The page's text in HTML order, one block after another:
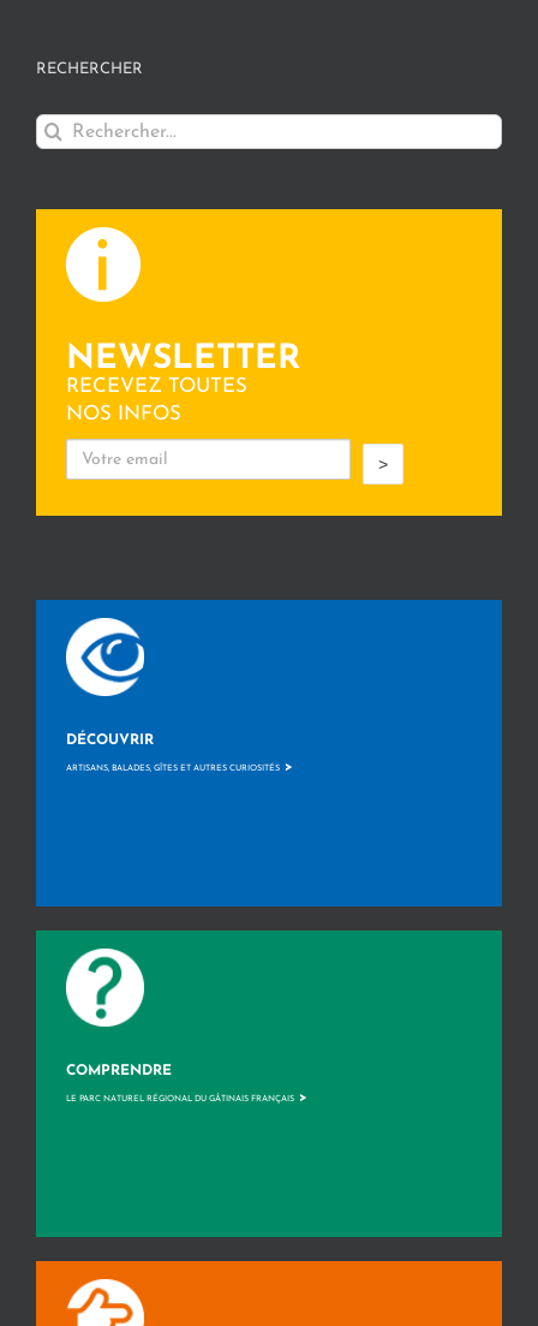
RECHERCHER
Rechercher:
NEWSLETTER
RECEVEZ TOUTES
NOS INFOS
>
DÉCOUVRIR
ARTISANS, BALADES, GÎTES ET AUTRES CURIOSITÉS >
COMPRENDRE
LE PARC NATUREL RÉGIONAL DU GÂTINAIS FRANÇAIS >